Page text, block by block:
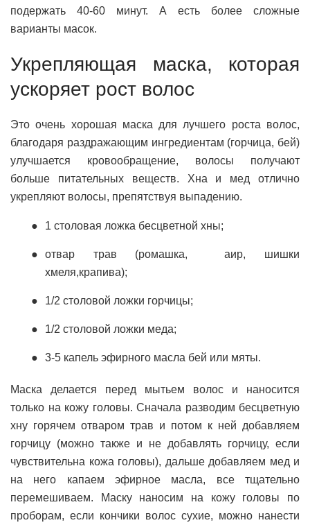
подержать 40-60 минут. А есть более сложные
варианты масок.
Укрепляющая маска, которая
ускоряет рост волос
Это очень хорошая маска для лучшего роста волос,
благодаря раздражающим ингредиентам (горчица, бей)
улучшается кровообращение, волосы получают
больше питательных веществ. Хна и мед отлично
укрепляют волосы, препятствуя выпадению.
1 столовая ложка бесцветной хны;
отвар трав (ромашка, аир, шишки
хмеля,крапива);
1/2 столовой ложки горчицы;
1/2 столовой ложки меда;
3-5 капель эфирного масла бей или мяты.
Маска делается перед мытьем волос и наносится
только на кожу головы. Сначала разводим бесцветную
хну горячем отваром трав и потом к ней добавляем
горчицу (можно также и не добавлять горчицу, если
чувствительна кожа головы), дальше добавляем мед и
на него капаем эфирное масла, все тщательно
перемешиваем. Маску наносим на кожу головы по
проборам, если кончики волос сухие, можно нанести